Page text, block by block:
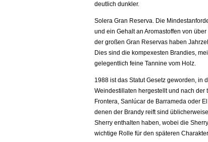
deutlich dunkler.
Solera Gran Reserva. Die
und ein Gehalt an Aromastoffen von
der großen Gran Reservas haben
Dies sind die kompexesten Brandies,
gelegentlich feine Tannine vom Holz.
1988 ist das Statut Gesetz geworden, in
Weindestillaten hergestellt und nach der
Frontera, Sanlúcar de Barrameda oder
denen der Brandy reift sind
Sherry enthalten haben, wobei die
wichtige Rolle für den späteren